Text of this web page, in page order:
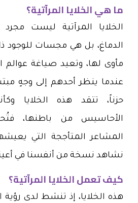
ما هي الخلايا المرآتية؟
الخلايا المرآتية ليست
الدماغ، بل هي مجسات للوجود
مأوى لها، وتعيد صياغة عوالم
عندما ينظر أحدهم إلى وجهٍ
حزناً، تتقد هذه الخلايا
الأحاسيس من باطنها،
المشاعر المتأججة التي
نشاهد نسخة من أنفسنا في
كيف تعمل الخلايا المرآتية؟
هذه الخلايا، إذ تنشط لدى رؤية